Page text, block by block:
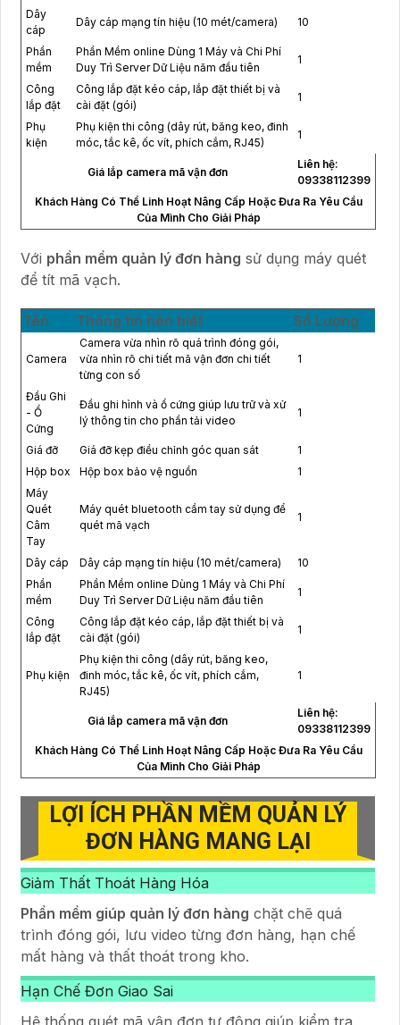
Dây
cáp
Dây cáp mạng tín hiệu (10 mét/camera) 10
Phần
mềm
Phần Mềm online Dùng 1 Máy và Chi Phí
Duy Trì Server Dữ Liệu năm đầu tiên
1
Công
lắp đặt
Công lắp đặt kéo cáp, lắp đặt thiết bị và
cài đặt (gói)
1
Phụ
kiện
Phụ kiện thi công (dây rút, băng keo, đinh
móc, tắc kê, ốc vít, phích cắm, RJ45)
1
Giá lắp camera mã vận đơn
Liên hệ:
09338112399
Khách Hàng Có Thể Linh Hoạt Nâng Cấp Hoặc Đưa Ra Yêu Cầu
Của Mình Cho Giải Pháp
Với phần mềm quản lý đơn hàng sử dụng máy quét
để tít mã vạch.
Tên Thông tin nên biết Số Lượng
Camera
Camera vừa nhìn rõ quá trình đóng gói,
vừa nhìn rõ chi tiết mã vận đơn chi tiết
từng con số
1
Đầu Ghi
- Ổ
Cứng
Đầu ghi hình và ổ cứng giúp lưu trữ và xử
lý thông tin cho phần tải video
1
Giá đỡ Giá đỡ kẹp điều chỉnh góc quan sát
1
Hộp box
Hộp box bảo vệ nguồn
1
Máy
Quét
Câm
Tay
Máy quét bluetooth cầm tay sử dụng để
quét mã vạch
1
Dây cáp Dây cáp mạng tín hiệu (10 mét/camera)
10
Phần
mềm
Phần Mềm online Dùng 1 Máy và Chi Phí
Duy Trì Server Dữ Liệu năm đầu tiên
1
Công
lắp đặt
Công lắp đặt kéo cáp, lắp đặt thiết bị và
cài đặt (gói)
1
Phụ kiện
Phụ kiện thi công (dây rút, băng keo,
đinh móc, tắc kê, ốc vít, phích cắm,
RJ45)
1
Giá lắp camera mã vận đơn
Liên hệ:
09338112399
Khách Hàng Có Thể Linh Hoạt Nâng Cấp Hoặc Đưa Ra Yêu Cầu
Của Mình Cho Giải Pháp
LỢI ÍCH PHẦN MỀM QUẢN LÝ
ĐƠN HÀNG MANG LẠI
Giảm Thất Thoát Hàng Hóa
Phần mềm giúp quản lý đơn hàng chặt chẽ quá
trình đóng gói, lưu video từng đơn hàng, hạn chế
mất hàng và thất thoát trong kho.
Hạn Chế Đơn Giao Sai
Hệ thống quét mã vận đơn tự động giúp kiểm tra